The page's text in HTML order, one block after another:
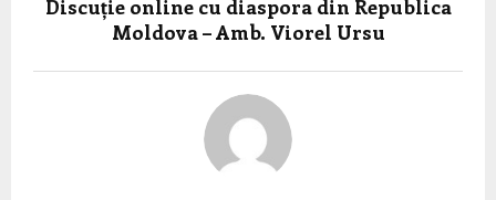
Discuție online cu diaspora din Republica
Moldova – Amb. Viorel Ursu